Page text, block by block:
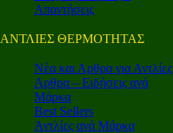
Απαντήσεις
ΑΝΤΛΙΕΣ ΘΕΡΜΟΤΗΤΑΣ
Nέα και Αρθρα για Αντλίες
Αρθρα – Ειδήσεις ανά
Μάρκα
Best Sellers
Αντλίες ανά Μάρκα